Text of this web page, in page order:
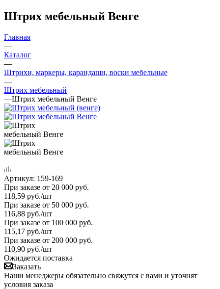
Штрих мебельный Венге
Главная
—
Каталог
—
Штрихи, маркеры, карандаши, воски мебельные
—
Штрих мебельный
—Штрих мебельный Венге
Артикул: 159-169
При заказе от 20 000 руб.
118,59 руб./шт
При заказе от 50 000 руб.
116,88 руб./шт
При заказе от 100 000 руб.
115,17 руб./шт
При заказе от 200 000 руб.
110,90 руб./шт
Ожидается поставка
Заказать
Наши менеджеры обязательно свяжутся с вами и уточнят
условия заказа